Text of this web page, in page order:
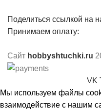
Поделиться ссылкой на
Принимаем оплату:
Сайт hobbyshtuchki.ru
VK
Мы используем файлы
взаимодействие с нашим